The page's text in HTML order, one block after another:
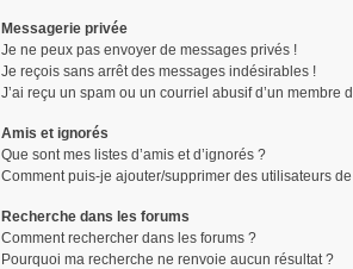
Messagerie privée
Je ne peux pas envoyer de messages privés !
Je reçois sans arrêt des messages indésirables !
J’ai reçu un spam ou un courriel abusif d’un membre
Amis et ignorés
Que sont mes listes d’amis et d’ignorés ?
Comment puis-je ajouter/supprimer des utilisateurs de
Recherche dans les forums
Comment rechercher dans les forums ?
Pourquoi ma recherche ne renvoie aucun résultat ?